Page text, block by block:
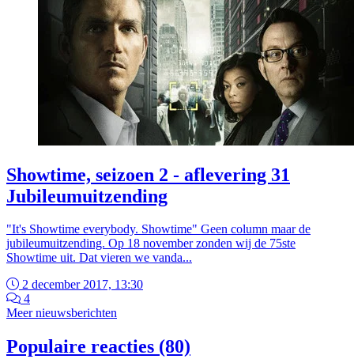
Showtime, seizoen 2 - aflevering 31
Jubileumuitzending
"It's Showtime everybody. Showtime" Geen column maar de
jubileumuitzending. Op 18 november zonden wij de 75ste
Showtime uit. Dat vieren we vanda...
2 december 2017, 13:30
4
Meer nieuwsberichten
Populaire reacties (80)